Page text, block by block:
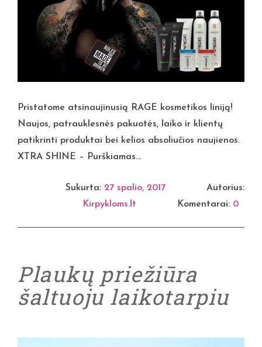
Pristatome atsinaujinusią RAGE kosmetikos liniją!
Naujos, patrauklesnės pakuotės, laiko ir klientų
patikrinti produktai bei kelios absoliučios naujienos.
XTRA SHINE – Purškiamas...
Sukurta: 27 spalio, 2017
Autorius:
Kirpykloms.lt
Komentarai: 0
Plaukų priežiūra
šaltuoju laikotarpiu